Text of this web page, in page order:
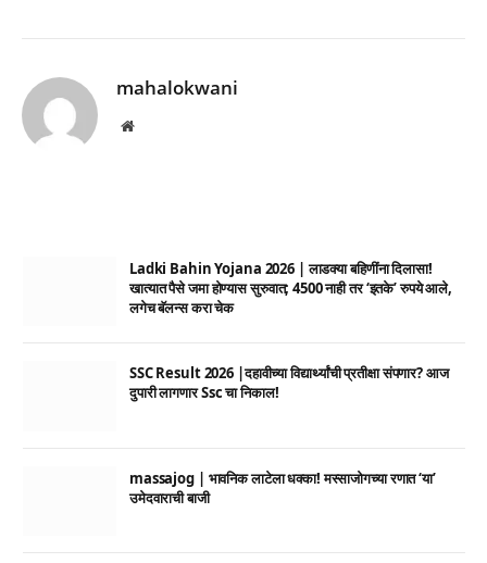
mahalokwani
Website
Ladki Bahin Yojana 2026 | लाडक्या बहिणींना दिलासा!
खात्यात पैसे जमा होण्यास सुरुवात; 4500 नाही तर ‘इतके’ रुपये आले,
लगेच बॅलन्स करा चेक
SSC Result 2026 |दहावीच्या विद्यार्थ्यांची प्रतीक्षा संपणार? आज
दुपारी लागणार Ssc चा निकाल!
massajog | भावनिक लाटेला धक्का! मस्साजोगच्या रणात ‘या’
उमेदवाराची बाजी